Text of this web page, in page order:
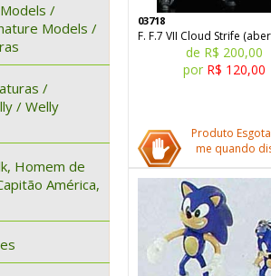
/
Models /
/
/ Welly
Homem de
América,
03718
F. F.7 VII Cloud Strife
de R$ 200,00
por R$ 120,00
Produto
me quando